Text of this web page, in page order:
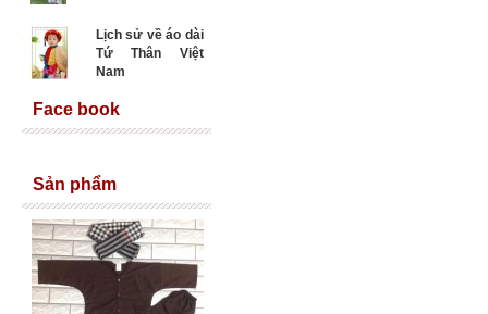
Lịch sử về áo dài
Tứ Thân Việt
Nam
Face book
Sản phẩm